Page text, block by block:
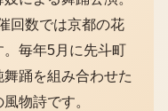
回数では京都の花
毎年5月に先斗町
踊を組み合わせた
物詩です。